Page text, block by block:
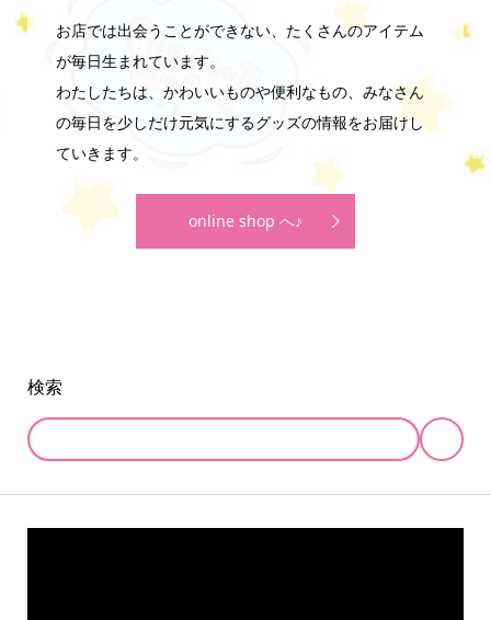
お店では出会うことができない、たくさんのアイテム
が毎日生まれています。
わたしたちは、かわいいものや便利なもの、みなさん
の毎日を少しだけ元気にするグッズの情報をお届けし
ていきます。
online shop へ♪
検索